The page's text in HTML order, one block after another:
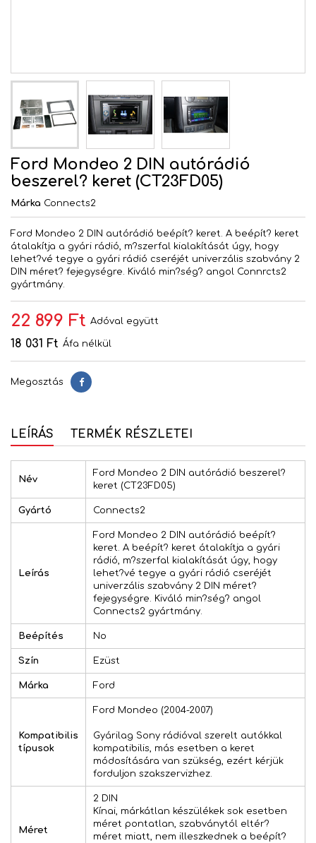
Ford Mondeo 2 DIN autórádió
beszerel? keret (CT23FD05)
Márka Connects2
Ford Mondeo 2 DIN autórádió beépít? keret. A beépít? keret
átalakítja a gyári rádió, m?szerfal kialakítását úgy, hogy
lehet?vé tegye a gyári rádió cseréjét univerzális szabvány 2
DIN méret? fejegységre. Kiváló min?ség? angol Connrcts2
gyártmány.
22 899 Ft Adóval együtt
18 031 Ft Áfa nélkül
Megosztás Megosztás
LEÍRÁS TERMÉK RÉSZLETEI
Név
Ford Mondeo 2 DIN autórádió beszerel?
keret (CT23FD05)
Gyártó Connects2
Leírás
Ford Mondeo 2 DIN autórádió beépít?
keret. A beépít? keret átalakítja a gyári
rádió, m?szerfal kialakítását úgy, hogy
lehet?vé tegye a gyári rádió cseréjét
univerzális szabvány 2 DIN méret?
fejegységre. Kiváló min?ség? angol
Connects2 gyártmány.
Beépítés No
Szín Ezüst
Márka Ford
Kompatibilis
típusok
Ford Mondeo (2004-2007)
Gyárilag Sony rádióval szerelt autókkal
kompatibilis, más esetben a keret
módosítására van szükség, ezért kérjük
forduljon szakszervizhez.
Méret
2 DIN
Kínai, márkátlan készülékek sok esetben
méret pontatlan, szabványtól eltér?
méret miatt, nem illeszkednek a beépít?